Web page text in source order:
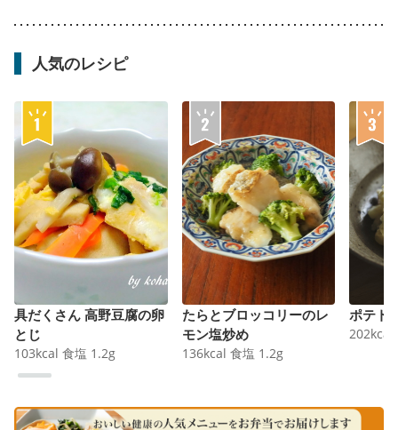
人気のレシピ
具だくさん 高野豆腐の卵
とじ
103kcal 食塩 1.2g
たらとブロッコリーのレ
モン塩炒め
136kcal 食塩 1.2g
ポテト
202kcal